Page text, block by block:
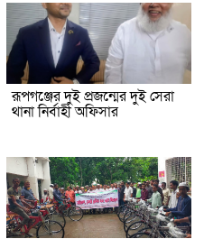
রূপগঞ্জের দুই প্রজন্মের দুই সেরা
থানা নির্বাহী অফিসার